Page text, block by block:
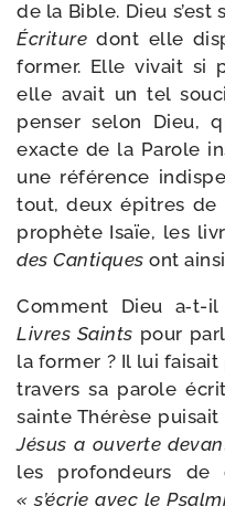
de la Bible. Dieu
Écriture dont elle
for­mer. Elle vivait si
elle avait un tel
pen­ser selon Dieu,
exacte de la Parole
une réfé­rence
tout, deux épitres de
pro­phète Isaïe, les
des Cantiques ont
Comment Dieu
Livres Saints pour
la for­mer ? Il lui
tra­vers sa parole
sainte Thérèse pui­sait
Jésus a ouverte
les pro­fon­deurs de
« s’écrie avec le